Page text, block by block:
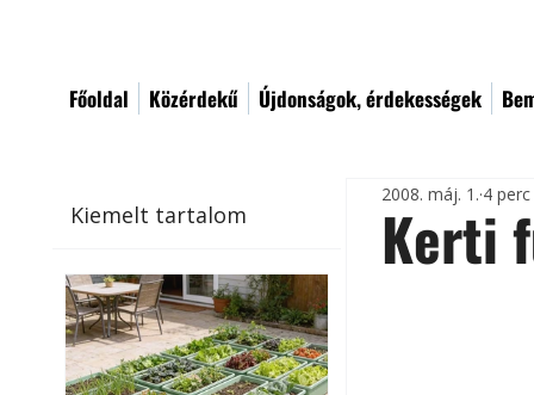
Főoldal Közérdekű Újdonságok, érdekességek
Kiemelt tartalom Kerti
2008. máj. 1. 4